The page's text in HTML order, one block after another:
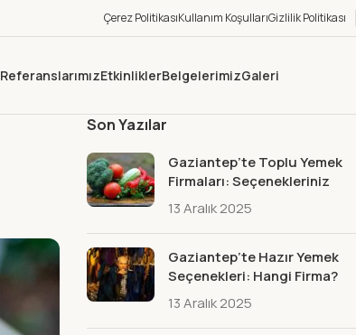
Çerez PolitikasıKullanım KoşullarıGizlilik Politikası
ReferanslarımızEtkinliklerBelgelerimizGaleri
Son Yazılar
Gaziantep’te Toplu Yemek
Firmaları: Seçenekleriniz
13 Aralık 2025
Gaziantep’te Hazır Yemek
Seçenekleri: Hangi Firma?
13 Aralık 2025